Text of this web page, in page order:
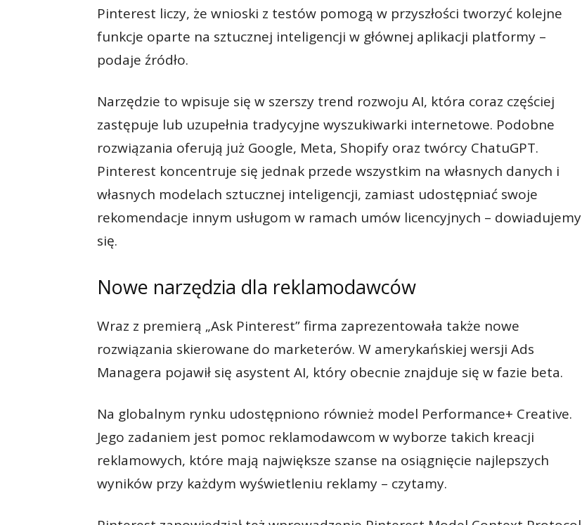
Pinterest liczy, że wnioski z testów pomogą w przyszłości tworzyć kolejne
funkcje oparte na sztucznej inteligencji w głównej aplikacji platformy –
podaje źródło.
Narzędzie to wpisuje się w szerszy trend rozwoju AI, która coraz częściej
zastępuje lub uzupełnia tradycyjne wyszukiwarki internetowe. Podobne
rozwiązania oferują już Google, Meta, Shopify oraz twórcy ChatuGPT.
Pinterest koncentruje się jednak przede wszystkim na własnych danych i
własnych modelach sztucznej inteligencji, zamiast udostępniać swoje
rekomendacje innym usługom w ramach umów licencyjnych – dowiadujemy
się.
Nowe narzędzia dla reklamodawców
Wraz z premierą „Ask Pinterest” firma zaprezentowała także nowe
rozwiązania skierowane do marketerów. W amerykańskiej wersji Ads
Managera pojawił się asystent AI, który obecnie znajduje się w fazie beta.
Na globalnym rynku udostępniono również model Performance+ Creative.
Jego zadaniem jest pomoc reklamodawcom w wyborze takich kreacji
reklamowych, które mają największe szanse na osiągnięcie najlepszych
wyników przy każdym wyświetleniu reklamy – czytamy.